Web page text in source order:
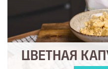
ЦВЕТНАЯ